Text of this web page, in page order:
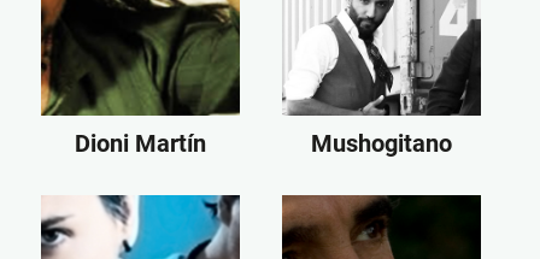
Dioni Martín Mushogitano